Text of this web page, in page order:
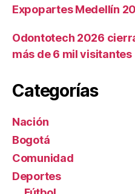
Expopartes Medellín
Odontotech 2026
más de 6 mil visitantes
Categorías
Nación
Bogotá
Comunidad
Deportes